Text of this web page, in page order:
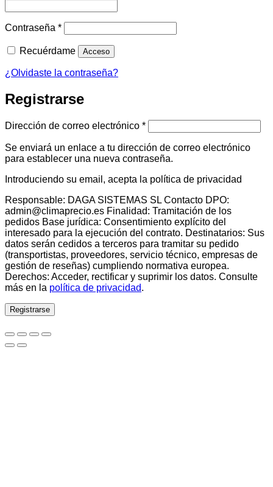
Contraseña *Obligatorio
Recuérdame Acceso
¿Olvidaste la contraseña?
Registrarse
Dirección de correo electrónico *Obligatorio
Se enviará un enlace a tu dirección de correo electrónico
para establecer una nueva contraseña.
Introduciendo su email, acepta la política de privacidad
Responsable: DAGA SISTEMAS SL Contacto DPO:
admin@climaprecio.es Finalidad: Tramitación de los
pedidos Base jurídica: Consentimiento explícito del
interesado para la ejecución del contrato. Destinatarios: Sus
datos serán cedidos a terceros para tramitar su pedido
(transportistas, proveedores, servicio técnico, empresas de
gestión de reseñas) cumpliendo normativa europea.
Derechos: Acceder, rectificar y suprimir los datos. Consulte
más en la política de privacidad.
Registrarse